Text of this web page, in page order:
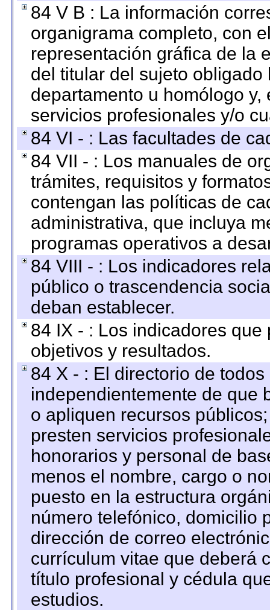
84 V B : La información
organigrama completo, con
representación gráfica de la
del titular del sujeto
departamento u homólogo
servicios profesionales y/o
84 VI - : Las facultades de
84 VII - : Los manuales de
trámites, requisitos y
contengan las políticas de
administrativa, que incluya
programas operativos a
84 VIII - : Los indicadores
público o trascendencia
deban establecer.
84 IX - : Los indicadores
objetivos y resultados.
84 X - : El directorio de
independientemente de que
o apliquen recursos
presten servicios
honorarios y personal de
menos el nombre, cargo o
puesto en la estructura
número telefónico, domicilio
dirección de correo
currículum vitae que deberá
título profesional y cédula
estudios.